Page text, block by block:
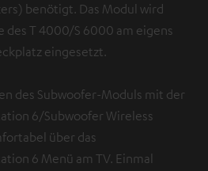
benötigt. Das Modul wird
des T 4000/S 6000 am eigens
eingesetzt.
des Subwoofer-Moduls mit der
6/Subwoofer Wireless
über das
6 Menü am TV. Einmal